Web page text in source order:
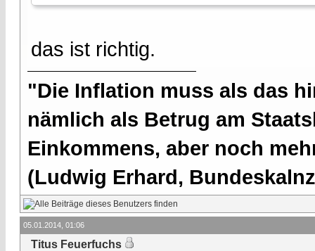
das ist richtig.
"Die Inflation muss als das
nämlich als Betrug am
Einkommens, aber noch
(Ludwig Erhard,
05.01.2014, 01:06
Titus Feuerfuchs